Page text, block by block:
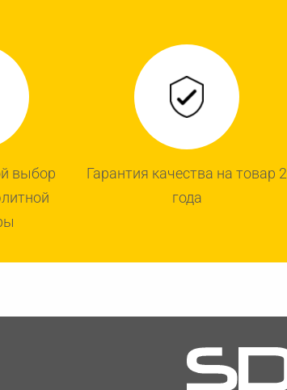
выбор
Гарантия качества на товар 2
года